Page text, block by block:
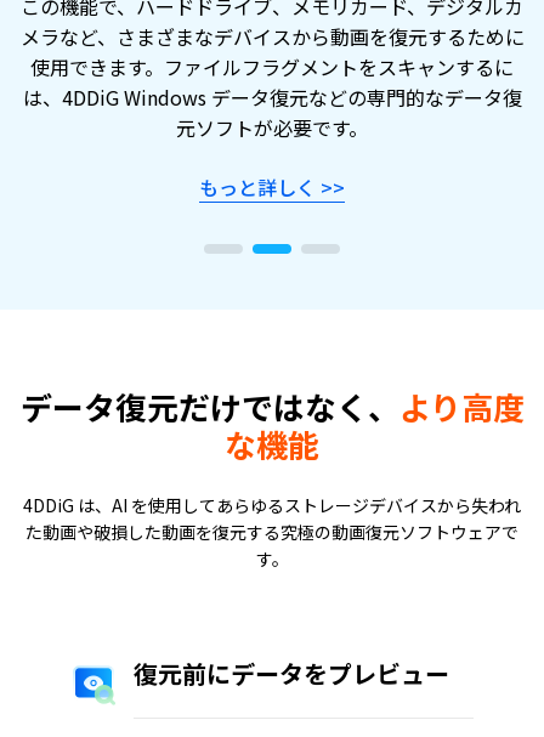
この機能で、ハードドライブ、メモリカード、デジタルカ
メラなど、さまざまなデバイスから動画を復元するために
使用できます。ファイルフラグメントをスキャンするに
は、4DDiG Windows データ復元などの専門的なデータ復
元ソフトが必要です。
もっと詳しく >>
データ復元だけではなく、 より高度
な機能
4DDiG は、AI を使用してあらゆるストレージデバイスから失われ
た動画や破損した動画を復元する究極の動画復元ソフトウェアで
す。
復元前にデータをプレビュー